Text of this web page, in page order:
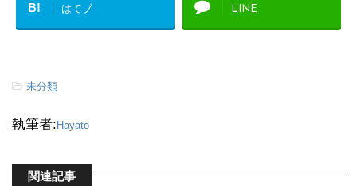
B! はてブ LINE
-未分類
執筆者: Hayato
関連記事